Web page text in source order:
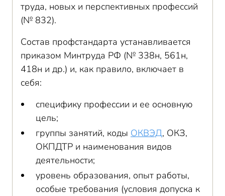
труда, новых и перспективных профессий
(№ 832).
Состав профстандарта устанавливается
приказом Минтруда РФ (№ 338н, 561н,
418н и др.) и, как правило, включает в
себя:
специфику профессии и ее основную
цель;
группы занятий, коды ОКВЭД, ОКЗ,
ОКПДТР и наименования видов
деятельности;
уровень образования, опыт работы,
особые требования (условия допуска к